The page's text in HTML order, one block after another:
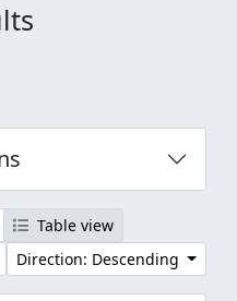
Table view
Direction: Descending